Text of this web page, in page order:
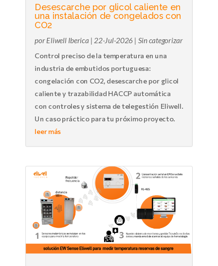
Desescarche por glicol caliente en
una instalación de congelados con
CO2
porEliwell Iberica | 22-Jul-2026| Sin categorizar
Control preciso de la temperatura en una
industria de embutidos portuguesa:
congelación con CO2, desescarche por glicol
caliente y trazabilidad HACCP automática
con controles y sistema de telegestión Eliwell.
Un caso práctico para tu próximo proyecto.
leer más